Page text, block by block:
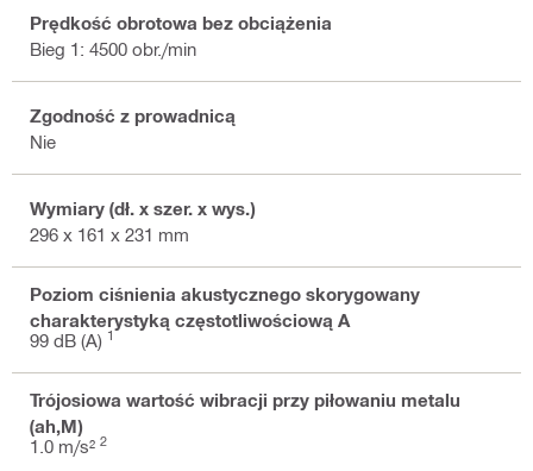
Prędkość obrotowa bez obciążenia
Bieg 1: 4500 obr./min
Zgodność z prowadnicą
Nie
Wymiary (dł. x szer. x wys.)
296 x 161 x 231 mm
Poziom ciśnienia akustycznego skorygowany
charakterystyką częstotliwościową A
99 dB (A) 1
Trójosiowa wartość wibracji przy piłowaniu metalu
(ah,M)
1.0 m/s² 2